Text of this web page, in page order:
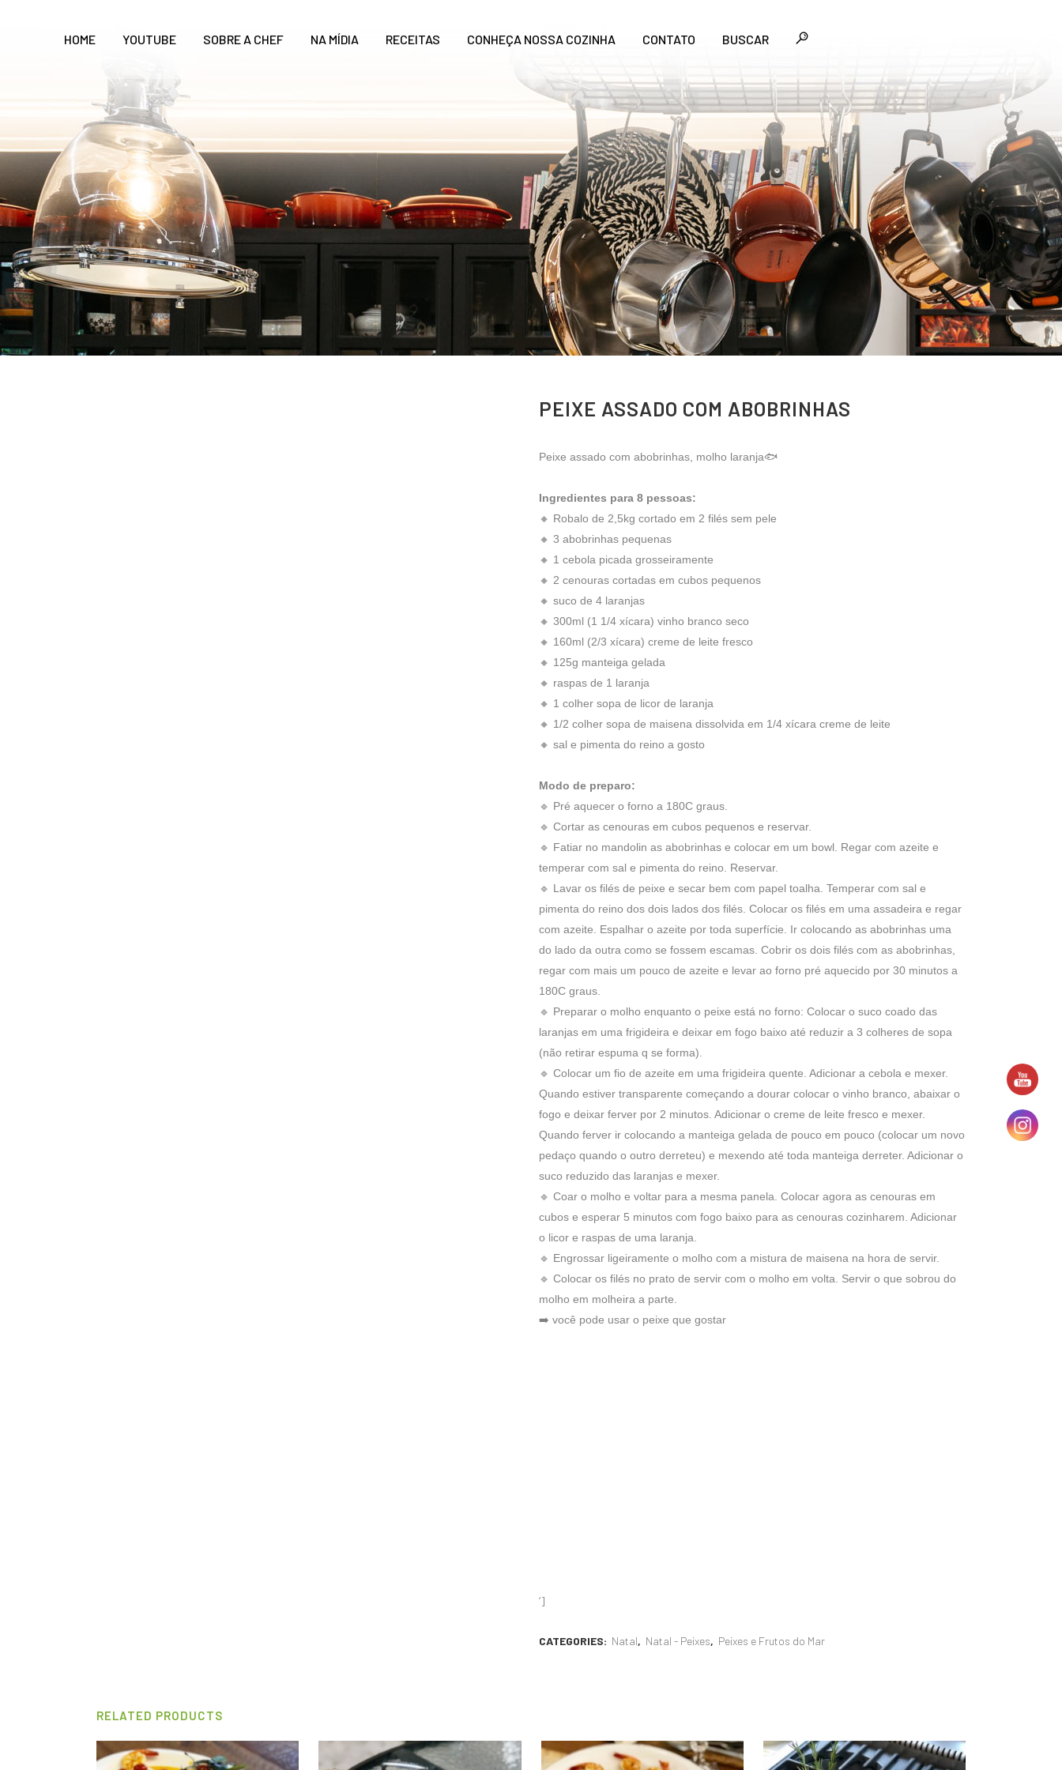
HOME YOUTUBE SOBRE A CHEF NA MÍDIA RECEITAS CONHEÇA NOSSA COZINHA CONTATO BUSCAR
PEIXE ASSADO COM ABOBRINHAS
Peixe assado com abobrinhas, molho laranja🐟
Ingredientes para 8 pessoas:
🔸 Robalo de 2,5kg cortado em 2 filés sem pele
🔸 3 abobrinhas pequenas
🔸 1 cebola picada grosseiramente
🔸 2 cenouras cortadas em cubos pequenos
🔸 suco de 4 laranjas
🔸 300ml (1 1/4 xícara) vinho branco seco
🔸 160ml (2/3 xícara) creme de leite fresco
🔸 125g manteiga gelada
🔸 raspas de 1 laranja
🔸 1 colher sopa de licor de laranja
🔸 1/2 colher sopa de maisena dissolvida em 1/4 xícara creme de leite
🔸 sal e pimenta do reino a gosto
Modo de preparo:
🔹 Pré aquecer o forno a 180C graus.
🔹 Cortar as cenouras em cubos pequenos e reservar.
🔹 Fatiar no mandolin as abobrinhas e colocar em um bowl. Regar com azeite e
temperar com sal e pimenta do reino. Reservar.
🔹 Lavar os filés de peixe e secar bem com papel toalha. Temperar com sal e
pimenta do reino dos dois lados dos filés. Colocar os filés em uma assadeira e regar
com azeite. Espalhar o azeite por toda superfície. Ir colocando as abobrinhas uma
do lado da outra como se fossem escamas. Cobrir os dois filés com as abobrinhas,
regar com mais um pouco de azeite e levar ao forno pré aquecido por 30 minutos a
180C graus.
🔹 Preparar o molho enquanto o peixe está no forno: Colocar o suco coado das
laranjas em uma frigideira e deixar em fogo baixo até reduzir a 3 colheres de sopa
(não retirar espuma q se forma).
🔹 Colocar um fio de azeite em uma frigideira quente. Adicionar a cebola e mexer.
Quando estiver transparente começando a dourar colocar o vinho branco, abaixar o
fogo e deixar ferver por 2 minutos. Adicionar o creme de leite fresco e mexer.
Quando ferver ir colocando a manteiga gelada de pouco em pouco (colocar um novo
pedaço quando o outro derreteu) e mexendo até toda manteiga derreter. Adicionar o
suco reduzido das laranjas e mexer.
🔹 Coar o molho e voltar para a mesma panela. Colocar agora as cenouras em
cubos e esperar 5 minutos com fogo baixo para as cenouras cozinharem. Adicionar
o licor e raspas de uma laranja.
🔹 Engrossar ligeiramente o molho com a mistura de maisena na hora de servir.
🔹 Colocar os filés no prato de servir com o molho em volta. Servir o que sobrou do
molho em molheira a parte.
➡️ você pode usar o peixe que gostar
‘]
CATEGORIES: Natal, Natal - Peixes, Peixes e Frutos do Mar
RELATED PRODUCTS